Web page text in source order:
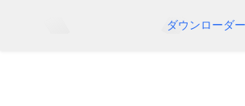
ダウンローダー